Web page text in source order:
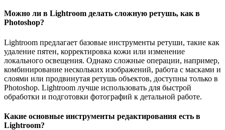
Можно ли в Lightroom делать сложную ретушь, как в
Photoshop?
Lightroom предлагает базовые инструменты ретуши, такие как
удаление пятен, корректировка кожи или изменение
локального освещения. Однако сложные операции, например,
комбинирование нескольких изображений, работа с масками и
слоями или продвинутая ретушь объектов, доступны только в
Photoshop. Lightroom лучше использовать для быстрой
обработки и подготовки фотографий к детальной работе.
Какие основные инструменты редактирования есть в
Lightroom?